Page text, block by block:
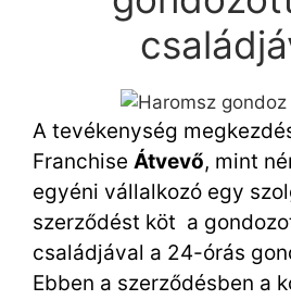
A tevékenység
Franchise Átvevő, mint
egyéni vállalkozó egy
szerződést köt a
családjával a 24-órás
Ebben a szerződésben a